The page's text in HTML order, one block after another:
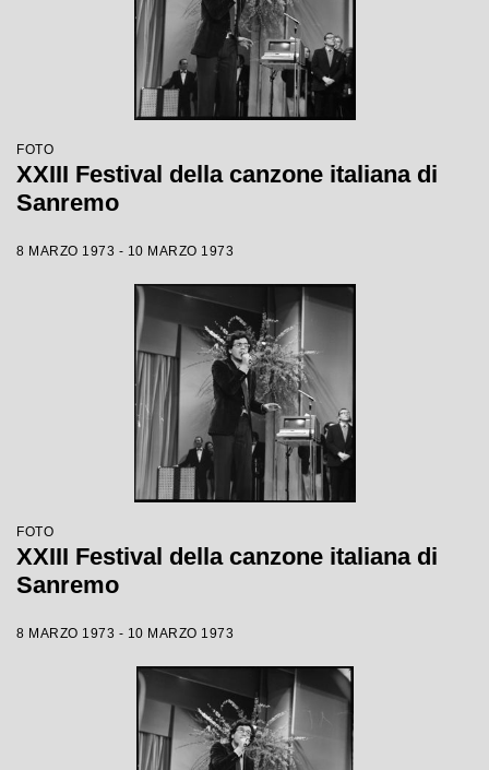
FOTO
XXIII Festival della canzone italiana di
Sanremo
8 MARZO 1973 - 10 MARZO 1973
FOTO
XXIII Festival della canzone italiana di
Sanremo
8 MARZO 1973 - 10 MARZO 1973